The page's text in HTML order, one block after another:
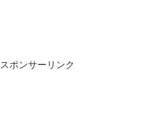
スポンサーリンク